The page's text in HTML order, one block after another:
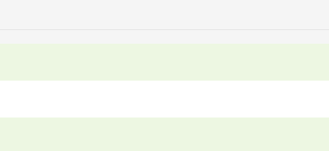
o interior da caixa para distribuir o peso de forma
seu cliente com embalagens resistentes e organizadas!